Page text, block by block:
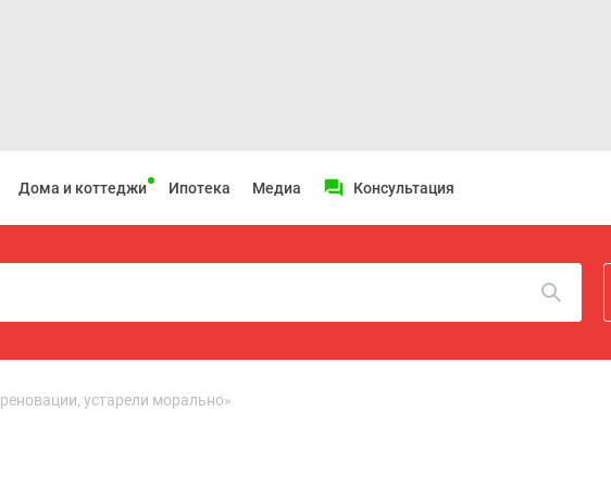
Дома и коттеджи Ипотека Медиа Консультация
устарели морально»